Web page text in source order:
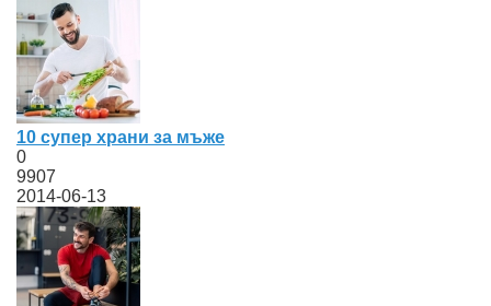
10 супер храни за мъже
0
9907
2014-06-13